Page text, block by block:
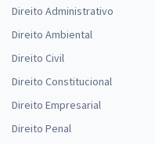
Direito Administrativo
Direito Ambiental
Direito Civil
Direito Constitucional
Direito Empresarial
Direito Penal